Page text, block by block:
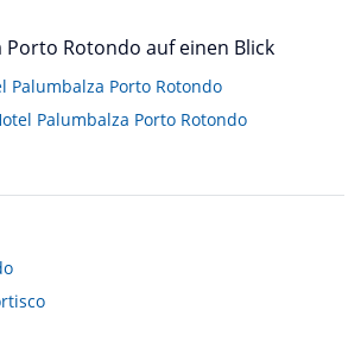
Porto Rotondo auf einen Blick
Palumbalza Porto Rotondo
Palumbalza Porto Rotondo